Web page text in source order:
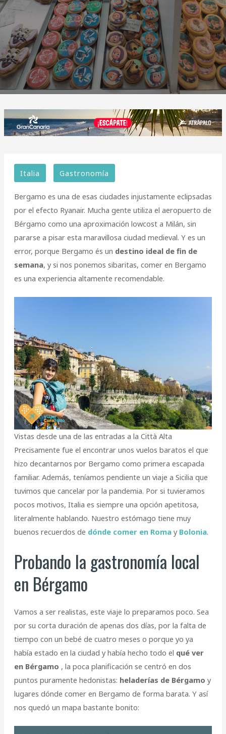
Italia Gastronomía
Bergamo es una de esas ciudades injustamente eclipsadas
por el efecto Ryanair. Mucha gente utiliza el aeropuerto de
Bérgamo como una aproximación lowcost a Milán, sin
pararse a pisar esta maravillosa ciudad medieval. Y es un
error, porque Bergamo és un destino ideal de fin de
semana, y si nos ponemos sibaritas, comer en Bergamo
es una experiencia altamente recomendable.
Vistas desde una de las entradas a la Città Alta
Precisamente fue el encontrar unos vuelos baratos el que
hizo decantarnos por Bergamo como primera escapada
familiar. Además, teníamos pendiente un viaje a Sicilia que
tuvimos que cancelar por la pandemia. Por si tuvieramos
pocos motivos, Italia es siempre una opción apetitosa,
literalmente hablando. Nuestro estómago tiene muy
buenos recuerdos de dónde comer en Romay Bolonia.
Probando la gastronomía local
en Bérgamo
Vamos a ser realistas, este viaje lo preparamos poco. Sea
por su corta duración de apenas dos días, por la falta de
tiempo con un bebé de cuatro meses o porque yo ya
había estado en la ciudad y había hecho todo el qué ver
en Bérgamo , la poca planificación se centró en dos
puntos puramente hedonistas: heladerías de Bérgamo y
lugares dónde comer en Bergamo de forma barata. Y así
nos quedó un mapa bastante bonito: